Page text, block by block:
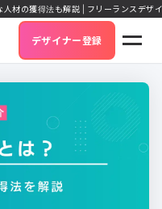
材の獲得法も解説 | フリーランスデザ
デザイナー登録